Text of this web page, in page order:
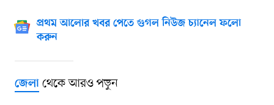
প্রথম আলোর খবর পেতে গুগল নিউজ চ্যানেল ফলো
করুন
জেলাথেকে আরও পড়ুন